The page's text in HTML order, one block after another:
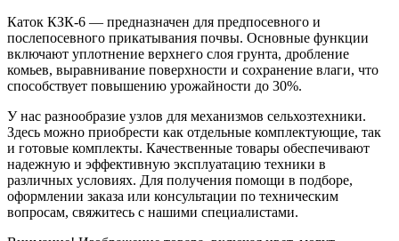
Каток КЗК-6 — предназначен для предпосевного и
послепосевного прикатывания почвы. Основные функции
включают уплотнение верхнего слоя грунта, дробление
комьев, выравнивание поверхности и сохранение влаги, что
способствует повышению урожайности до 30%.
У нас разнообразие узлов для механизмов сельхозтехники.
Здесь можно приобрести как отдельные комплектующие, так
и готовые комплекты. Качественные товары обеспечивают
надежную и эффективную эксплуатацию техники в
различных условиях. Для получения помощи в подборе,
оформлении заказа или консультации по техническим
вопросам, свяжитесь с нашими специалистами.